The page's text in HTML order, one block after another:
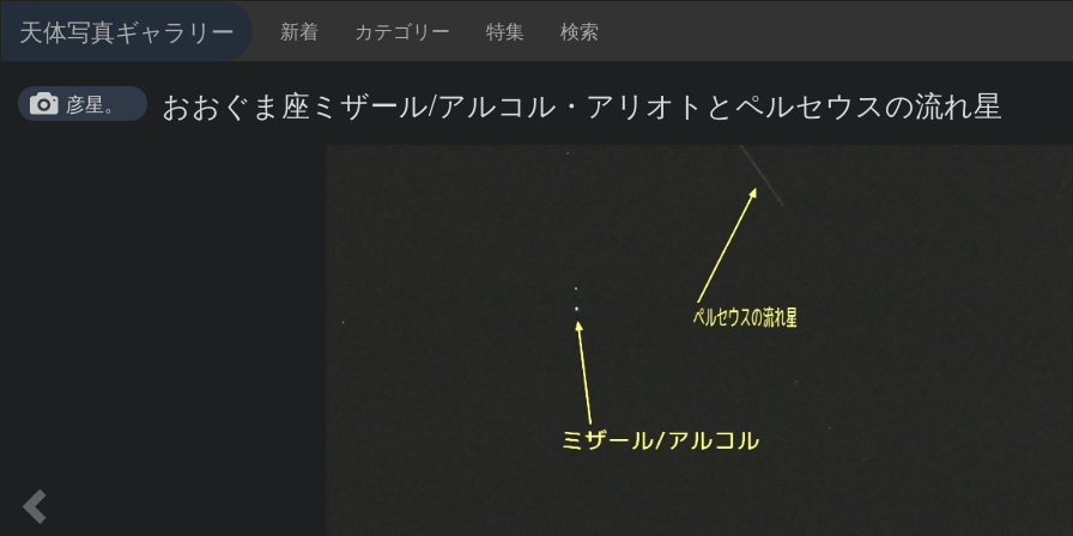
天体写真ギャラリー 新着 カテゴリー 特集 検索
彦星。 おおぐま座ミザール/アルコル・アリオトとペルセウスの流れ星